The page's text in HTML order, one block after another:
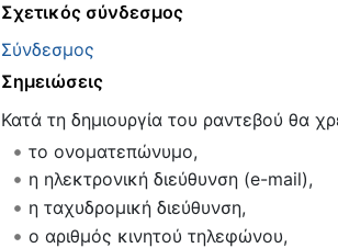
Σχετικός σύνδεσμος
Σύνδεσμος
Σημειώσεις
Κατά τη δημιουργία του ραντεβού θα
το ονοματεπώνυμο,
η ηλεκτρονική διεύθυνση (e-mail),
η ταχυδρομική διεύθυνση,
ο αριθμός κινητού τηλεφώνου,